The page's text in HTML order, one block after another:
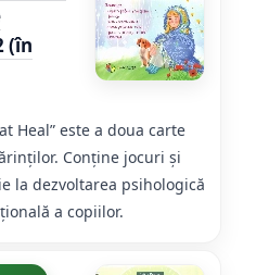
(în
Heal” este a doua carte
Conține jocuri și
la dezvoltarea psihologică
a copiilor.